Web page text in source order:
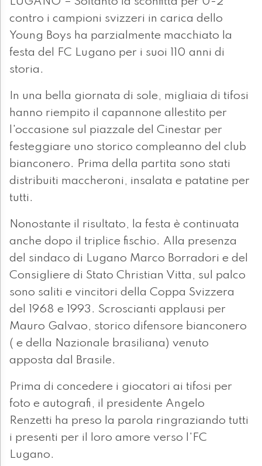
contro i campioni svizzeri in carica dello
Young Boys ha parzialmente macchiato la
festa del FC Lugano per i suoi 110 anni di
storia.
In una bella giornata di sole, migliaia di tifosi
hanno riempito il capannone allestito per
l'occasione sul piazzale del Cinestar per
festeggiare uno storico compleanno del club
bianconero. Prima della partita sono stati
distribuiti maccheroni, insalata e patatine per
tutti.
Nonostante il risultato, la festa è continuata
anche dopo il triplice fischio. Alla presenza
del sindaco di Lugano Marco Borradori e del
Consigliere di Stato Christian Vitta, sul palco
sono saliti e vincitori della Coppa Svizzera
del 1968 e 1993. Scroscianti applausi per
Mauro Galvao, storico difensore bianconero
( e della Nazionale brasiliana) venuto
apposta dal Brasile.
Prima di concedere i giocatori ai tifosi per
foto e autografi, il presidente Angelo
Renzetti ha preso la parola ringraziando tutti
i presenti per il loro amore verso l'FC
Lugano.